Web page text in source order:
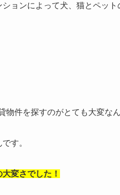
ョンによって犬、猫とペット
件を探すのがとても大変なん
す。
変さでした！